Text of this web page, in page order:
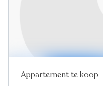
Nieuw
Appartement te koop